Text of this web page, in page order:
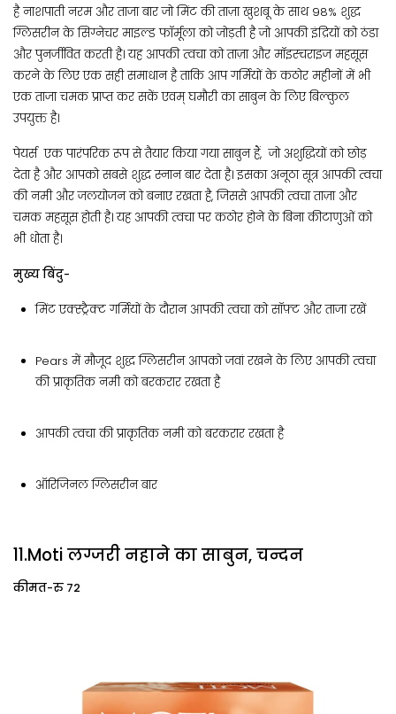
है नाशपाती नरम और ताजा बार जो मिंट की ताज़ा खुशबू के साथ 98% शुद्ध
ग्लिसरीन के सिग्नेचर माइल्ड फॉर्मूला को जोड़ती है जो आपकी इंद्रियों को ठंडा
और पुनर्जीवित करती है। यह आपकी त्वचा को ताज़ा और मॉइस्चराइज महसूस
करने के लिए एक सही समाधान है ताकि आप गर्मियों के कठोर महीनों में भी
एक ताजा चमक प्राप्त कर सकें एवम् घमौरी का साबुन के लिए बिल्कुल
उपयुक्त है।
पेयर्स एक पारंपरिक रूप से तैयार किया गया साबुन हैं, जो अशुद्धियों को छोड़
देता है और आपको सबसे शुद्ध स्नान बार देता है। इसका अनूठा सूत्र आपकी त्वचा
की नमी और जलयोजन को बनाए रखता है, जिससे आपकी त्वचा ताज़ा और
चमक महसूस होती है। यह आपकी त्वचा पर कठोर होने के बिना कीटाणुओं को
भी धोता है।
मुख्य बिंदु-
मिंट एक्स्ट्रैक्ट गर्मियों के दौरान आपकी त्वचा को सॉफ़्ट और ताजा रखें
Pears में मौजूद शुद्ध ग्लिसरीन आपको जवां रखने के लिए आपकी त्वचा
की प्राकृतिक नमी को बरकरार रखता है
आपकी त्वचा की प्राकृतिक नमी को बरकरार रखता है
ऑरिजिनल ग्लिसरीन बार
11.Moti लग्जरी नहाने का साबुन, चन्दन
कीमत-रु 72